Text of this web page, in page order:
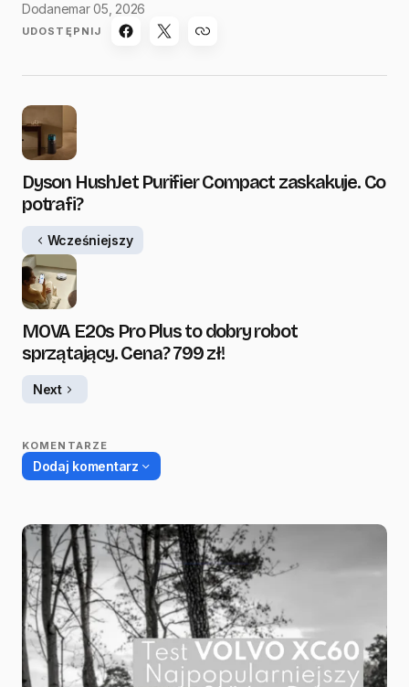
Dodanemar 05, 2026
UDOSTĘPNIJ
Dyson HushJet Purifier Compact zaskakuje. Co
potrafi?
Wcześniejszy
MOVA E20s Pro Plus to dobry robot
sprzątający. Cena? 799 zł!
Next
KOMENTARZE
Dodaj komentarz
Twój adres email nie zostanie opublikowany.
Wymagane pola są oznaczone*
Name *